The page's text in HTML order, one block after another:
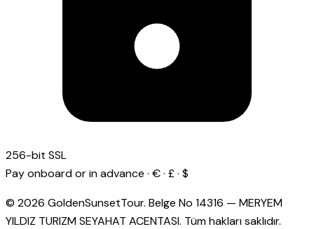
256-bit SSL
Pay onboard or in advance · € · £ · $
© 2026 GoldenSunsetTour. Belge No 14316 — MERYEM
YILDIZ TURIZM SEYAHAT ACENTASI. Tüm hakları saklıdır.